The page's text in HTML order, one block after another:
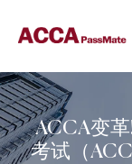
ACCA变
考试（